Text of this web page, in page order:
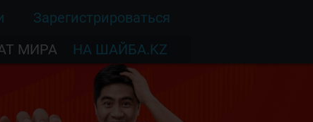
Зарегистрироваться
МИРА НА ШАЙБА.KZ